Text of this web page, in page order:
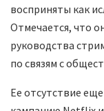
восприняты как
Отмечается, что
руководства
по связям с
Ее отсутствие